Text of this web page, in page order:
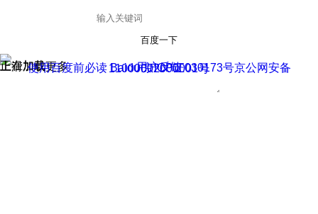
百度一下
正在加载
上滑加载更多 用户反馈
使用百度前必读 Baidu 京ICP证030173号
京公网安备11000002000001号